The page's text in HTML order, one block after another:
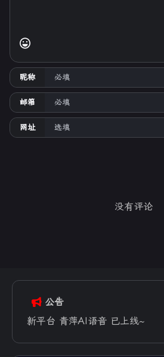
昵称
邮箱
网址
没有评论
公告
新平台 青萍AI语音 已上线~